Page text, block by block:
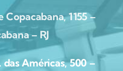
Copacabana, 1155 –
– RJ
Américas, 500 –